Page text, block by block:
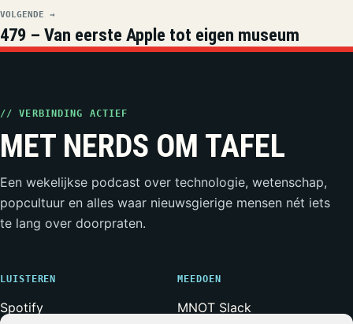
VOLGENDE →
479 – Van eerste Apple tot eigen museum
// VERBINDING ACTIEF
MET NERDS OM TAFEL
Een wekelijkse podcast over technologie, wetenschap,
popcultuur en alles waar nieuwsgierige mensen nét iets
te lang over doorpraten.
LUISTEREN
Spotify
MEEDOEN
MNOT Slack